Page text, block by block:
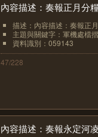
內容描述：奏報正月分
描述：內容描述：奏報正
主題與關鍵字：軍機處檔
資料識別：059143
47/228
內容描述：奏報永定河